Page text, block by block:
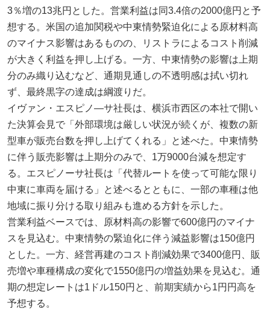
3％増の13兆円とした。営業利益は同3.4倍の2000億円と予
想する。米国の追加関税や中東情勢緊迫化による原材料高
のマイナス影響はあるものの、リストラによるコスト削減
が大きく利益を押し上げる。一方、中東情勢の影響は上期
分のみ織り込むなど、通期見通しの不透明感は拭い切れ
ず、最終黒字の達成は綱渡りだ。
イヴァン・エスピノ―サ社長は、横浜市西区の本社で開い
た決算会見で「外部環境は厳しい状況が続くが、複数の新
型車が販売台数を押し上げてくれる」と述べた。中東情勢
に伴う販売影響は上期分のみで、1万9000台減を想定す
る。エスピノーサ社長は「代替ルートを使って可能な限り
中東に車両を届ける」と述べるとともに、一部の車種は他
地域に振り分ける取り組みも進める方針を示した。
営業利益ベースでは、原材料高の影響で600億円のマイナ
スを見込む。中東情勢の緊迫化に伴う減益影響は150億円
とした。一方、経営再建のコスト削減効果で3400億円、販
売増や車種構成の変化で1550億円の増益効果を見込む。通
期の想定レートは1ドル150円と、前期実績から1円円高を
予想する。